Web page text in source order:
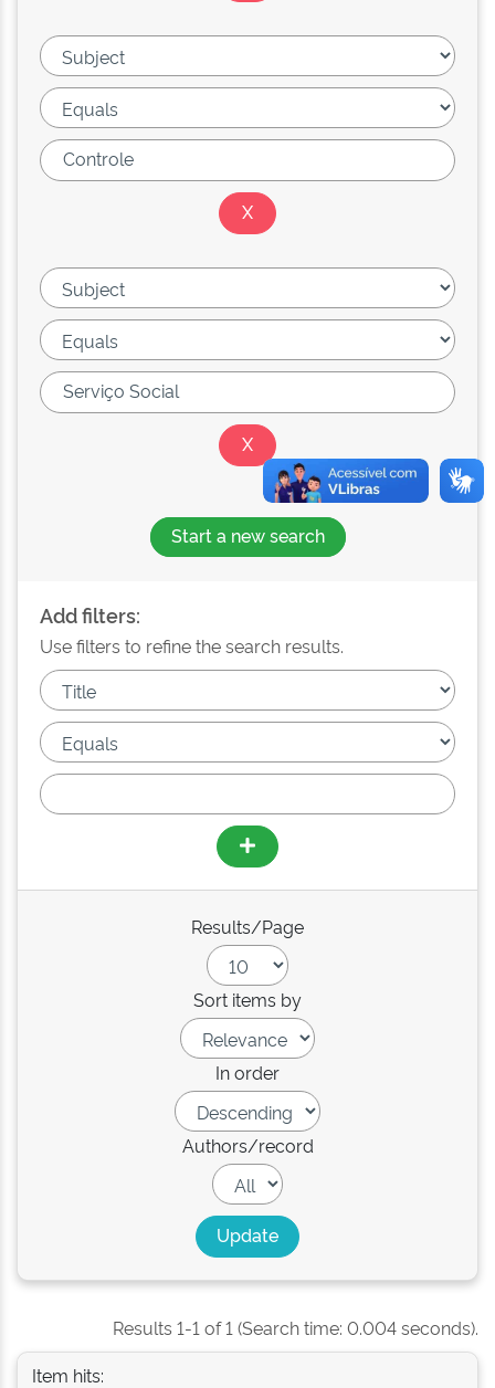
Start a new search
Add filters:
Use filters to refine the search results.
Results/Page
Sort items by
In order
Authors/record
Results 1-1 of 1 (Search time: 0.004 seconds).
Item hits: